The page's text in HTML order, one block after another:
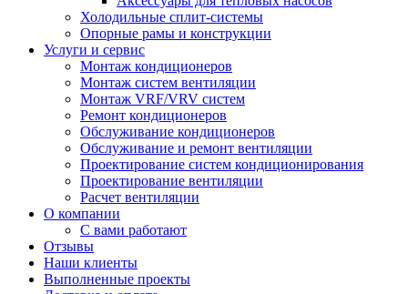
Холодильные сплит-системы
Опорные рамы и конструкции
Услуги и сервис
Монтаж кондиционеров
Монтаж систем вентиляции
Монтаж VRF/VRV систем
Ремонт кондиционеров
Обслуживание кондиционеров
Обслуживание и ремонт вентиляции
Проектирование систем кондиционирования
Проектирование вентиляции
Расчет вентиляции
О компании
С вами работают
Отзывы
Наши клиенты
Выполненные проекты